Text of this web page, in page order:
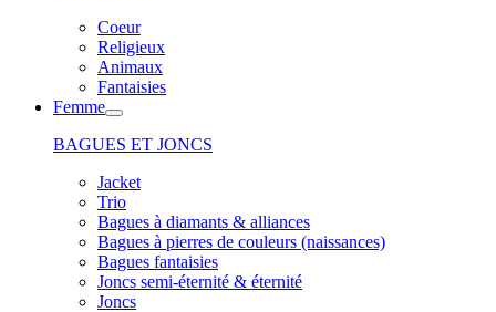
Coeur
Religieux
Animaux
Fantaisies
Femme
BAGUES ET JONCS
Jacket
Trio
Bagues à diamants & alliances
Bagues à pierres de couleurs (naissances)
Bagues fantaisies
Joncs semi-éternité & éternité
Joncs